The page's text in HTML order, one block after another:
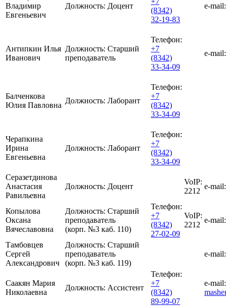
Владимир
Евгеньевич
Должность: Доцент
(8342)
32-19-83
e-mail:
Антипкин Илья
Иванович
Должность: Старший
преподаватель
Телефон:
+7
(8342)
33-34-09
e-mail:
Балченкова
Юлия Павловна
Должность: Лаборант
Телефон:
+7
(8342)
33-34-09
Черапкина
Ирина
Евгеньевна
Должность: Лаборант
Телефон:
+7
(8342)
33-34-09
Серазетдинова
Анастасия
Равильевна
Должность: Доцент
VoIP:
2212
e-mail:
Копылова
Оксана
Вячеславовна
Должность: Старший
преподаватель
(корп. №3 каб. 110)
Телефон:
+7
(8342)
27-02-09
VoIP:
2212
e-mail:
Тамбовцев
Сергей
Александрович
Должность: Старший
преподаватель
(корп. №3 каб. 119)
e-mail:
Саакян Мария
Николаевна
Должность: Ассистент
Телефон:
+7
(8342)
89-99-07
e-mail: